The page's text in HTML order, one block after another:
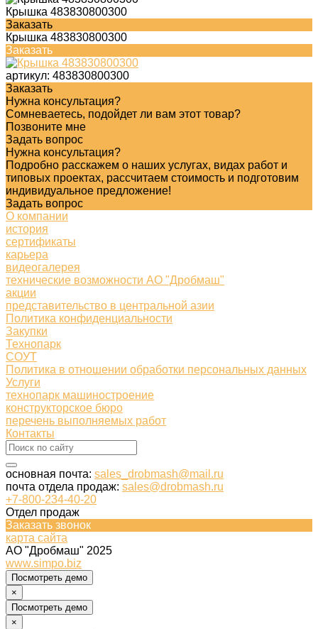
Крышка 483830800300
Заказать
Крышка 483830800300
Заказать
артикул: 483830800300
Заказать
Нужна консультация?
Сомневаетесь, подойдет ли вам этот товар?
Позвоните мне
Задать вопрос
Нужна консультация?
Подробно расскажем о наших услугах, видах работ и
типовых проектах, рассчитаем стоимость и подготовим
индивидуальное предложение!
Задать вопрос
О компании
история
сертификаты
карьера
видеогалерея
технические возможности АО "Дробмаш"
акции
представительство в центральной азии
Политика конфиденциальности
Закупки
Технопарк
СОУТ
Политика в отношении обработки персональных данных
Услуги
технопарк машиностроение
конструкторское бюро
перечень выполняемых работ
Контакты
основная почта: sales_drobmash@mail.ru
почта отдела продаж: sales@drobmash.ru
+7-800-234-40-20
Отдел продаж
Заказать звонок
карта сайта
АО "Дробмаш" 2025
www.simpo.biz
Посмотреть демо
×
Посмотреть демо
×